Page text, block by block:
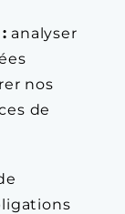
analyser
nos
de